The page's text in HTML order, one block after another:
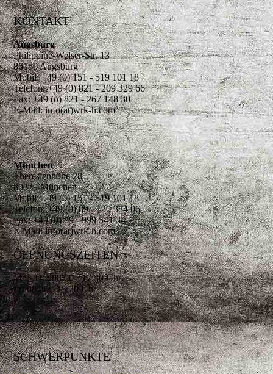
KONTAKT
Augsburg
Philippine-Welser-Str. 13
86150 Augsburg
Mobil: +49 (0) 151 - 519 101 18
Telefon: +49 (0) 821 - 209 329 66
Fax: +49 (o) 821 - 267 148 30
E-Mail: info(at)wrk-h.com
München
Theresienhöhe 28
80339 München
Mobil: +49 (0) 151 - 519 101 18
Telefon: +49 (0) 89 - 120 384 06
Fax: +49 (0) 89 - 999 541 34
E-Mail: info(at)wrk-h.com
ÖFFNUNGSZEITEN
Mo - Do: 08:00 - 17:30 Uhr
Fr: 08:00 - 15:30 Uhr
SCHWERPUNKTE